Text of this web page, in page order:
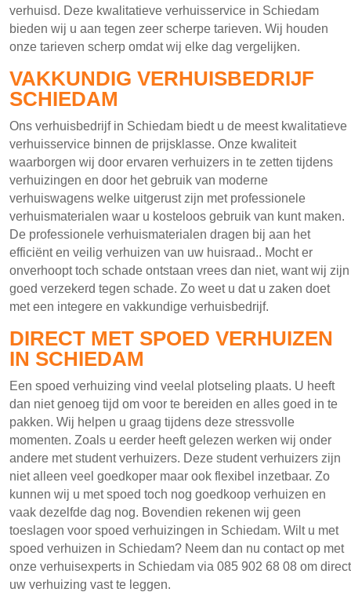
verhuisd. Deze kwalitatieve verhuisservice in Schiedam
bieden wij u aan tegen zeer scherpe tarieven. Wij houden
onze tarieven scherp omdat wij elke dag vergelijken.
VAKKUNDIG VERHUISBEDRIJF
SCHIEDAM
Ons verhuisbedrijf in Schiedam biedt u de meest kwalitatieve
verhuisservice binnen de prijsklasse. Onze kwaliteit
waarborgen wij door ervaren verhuizers in te zetten tijdens
verhuizingen en door het gebruik van moderne
verhuiswagens welke uitgerust zijn met professionele
verhuismaterialen waar u kosteloos gebruik van kunt maken.
De professionele verhuismaterialen dragen bij aan het
efficiënt en veilig verhuizen van uw huisraad.. Mocht er
onverhoopt toch schade ontstaan vrees dan niet, want wij zijn
goed verzekerd tegen schade. Zo weet u dat u zaken doet
met een integere en vakkundige verhuisbedrijf.
DIRECT MET SPOED VERHUIZEN
IN SCHIEDAM
Een spoed verhuizing vind veelal plotseling plaats. U heeft
dan niet genoeg tijd om voor te bereiden en alles goed in te
pakken. Wij helpen u graag tijdens deze stressvolle
momenten. Zoals u eerder heeft gelezen werken wij onder
andere met student verhuizers. Deze student verhuizers zijn
niet alleen veel goedkoper maar ook flexibel inzetbaar. Zo
kunnen wij u met spoed toch nog goedkoop verhuizen en
vaak dezelfde dag nog. Bovendien rekenen wij geen
toeslagen voor spoed verhuizingen in Schiedam. Wilt u met
spoed verhuizen in Schiedam? Neem dan nu contact op met
onze verhuisexperts in Schiedam via 085 902 68 08 om direct
uw verhuizing vast te leggen.